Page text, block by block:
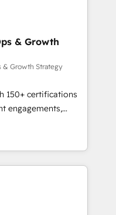
to deeply
mission
full potential
unmatched
we equip
with confidence
approach to
& Growth
& Growth Strategy
150+ certifications
engagements,
onboarding to
in-house team
long-term
setup •
data cleanups •